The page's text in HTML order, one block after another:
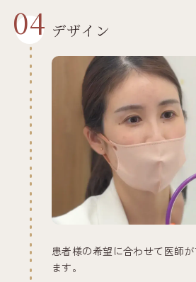
04 デザイン
患者様の希望に合わせて医師
ます。